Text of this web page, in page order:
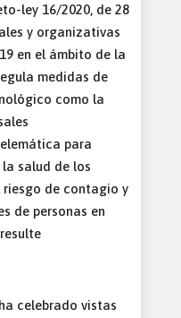
ley 16/2020, de 28
y organizativas
en el ámbito de la
medidas de
como la
para
salud de los
riesgo de contagio y
de personas en
ha celebrado vistas